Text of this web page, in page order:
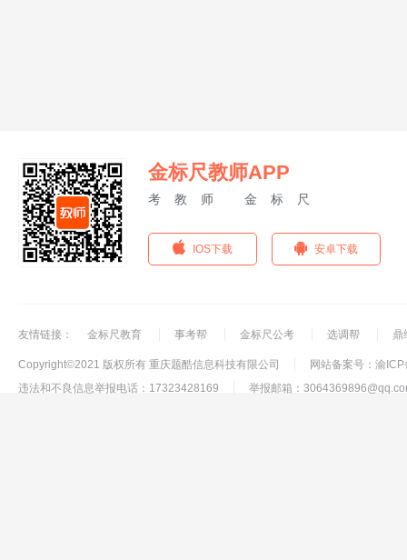
金标尺教师APP
考教师 金标尺
IOS下载 安卓下载
友情链接： 金标尺教育 事考帮 金标尺公考 选调帮 鼎
Copyright©2021 版权所有 重庆题酷信息科技有限公司
网站备案号：渝
违法和不良信息举报电话：17323428169
举报邮箱：